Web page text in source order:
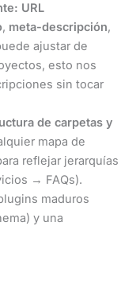
URL
, meta-descripción,
ajustar de
esto nos
sin tocar
de carpetas y
mapa de
reflejar jerarquías
→ FAQs).
maduros
y una